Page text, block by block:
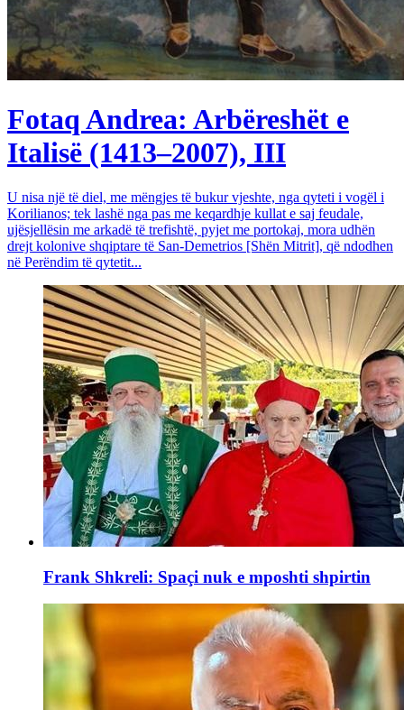
Fotaq Andrea: Arbëreshët e
Italisë (1413–2007), III
U nisa një të diel, me mëngjes të bukur vjeshte, nga qyteti i vogël i
Korilianos; tek lashë nga pas me keqardhje kullat e saj feudale,
ujësjellësin me arkadë të trefishtë, pyjet me portokaj, mora udhën
drejt kolonive shqiptare të San-Demetrios [Shën Mitrit], që ndodhen
në Perëndim të qytetit...
Frank Shkreli: Spaçi nuk e mposhti shpirtin